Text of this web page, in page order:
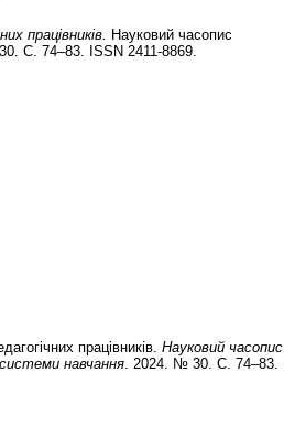
працівників. Науковий часопис
С. 74–83. ISSN 2411-8869.
працівників. Науковий часопис
навчання. 2024. № 30. С. 74–83.